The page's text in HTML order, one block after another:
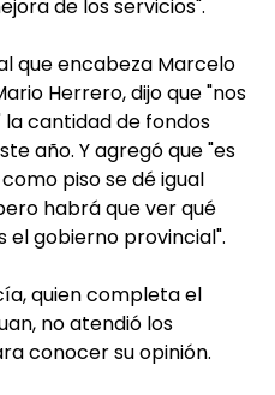
de los servicios".
que encabeza Marcelo
Herrero, dijo que "nos
cantidad de fondos
año. Y agregó que "es
piso se dé igual
habrá que ver qué
el gobierno provincial".
quien completa el
no atendió los
conocer su opinión.